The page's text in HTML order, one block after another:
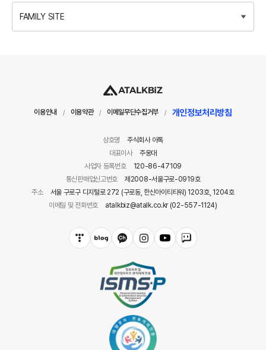
FAMILY SITE
이용안내 / 이용약관 / 이메일무단수집거부 / 개인정보처리방침
상호명
주식회사 아톡
대표이사
주웅대
사업자 등록번호
120-86-47109
통신판매업신고번호
제2008-서울구로-0919호
주소
서울 구로구 디지털로 272 (구로동, 한신아이티타워) 1203호, 1204호
이메일 및 전화번호
atalkbiz@atalk.co.kr (02-557-1124)